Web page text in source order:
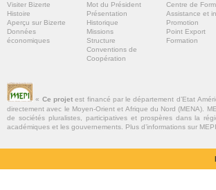
Visiter Bizerte
Histoire
Aperçu sur Bizerte
Données
économiques
Mot du Président
Présentation
Historique
Missions
Structure
Conventions de
Coopération
Centre de
Assistance et
Promotion
Point Export
Formation
« Ce projetest financé par le département d’Etat
directement avec le Moyen-Orient et Afrique du Nord (MENA).
de sociétés pluralistes, participatives et prospères dans la
académiques et les gouvernements. Plus d’informations sur